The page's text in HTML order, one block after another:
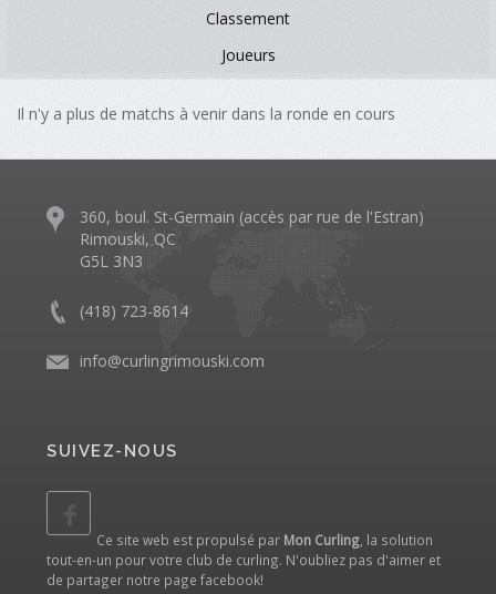
Classement
Joueurs
Il n'y a plus de matchs à venir dans la ronde en cours
360, boul. St-Germain (accès par rue de l'Estran)
Rimouski, QC
G5L 3N3
(418) 723-8614
info@curlingrimouski.com
SUIVEZ-NOUS
Ce site web est propulsé par Mon Curling, la solution
tout-en-un pour votre club de curling. N'oubliez pas d'aimer et
de partager notre page facebook!